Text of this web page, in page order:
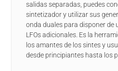
salidas separadas, puedes
sintetizador y utilizar sus
onda duales para disponer de
LFOs adicionales. Es la
los amantes de los sintes y
desde principiantes hasta los